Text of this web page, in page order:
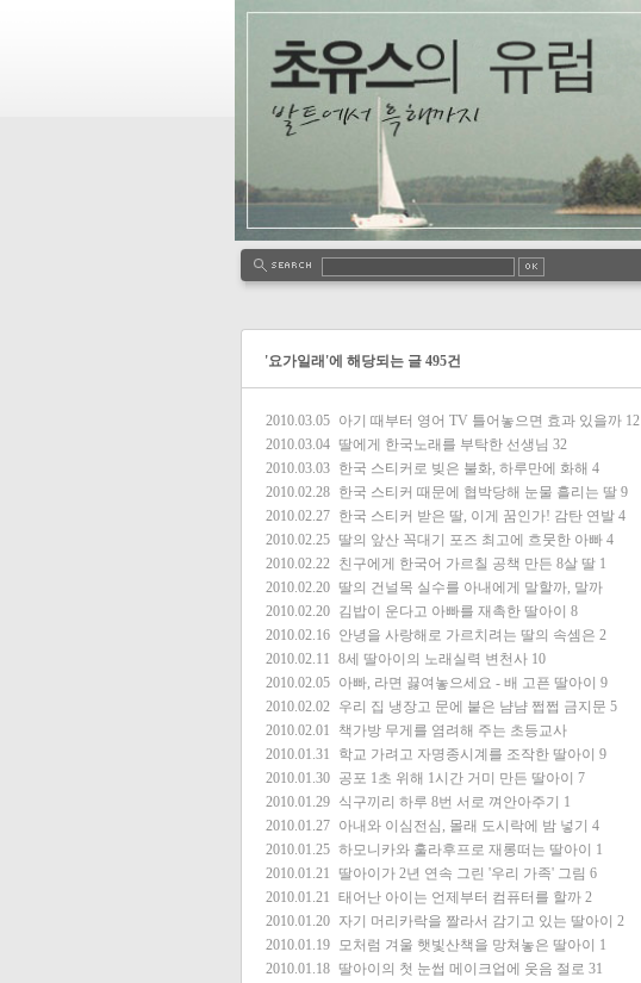
'요가일래'에 해당되는 글 495건
2010.03.05 아기 때부터 영어 TV 틀어놓으면 효과 있을까 12
2010.03.04 딸에게 한국노래를 부탁한 선생님 32
2010.03.03 한국 스티커로 빚은 불화, 하루만에 화해 4
2010.02.28 한국 스티커 때문에 협박당해 눈물 흘리는 딸 9
2010.02.27 한국 스티커 받은 딸, 이게 꿈인가! 감탄 연발 4
2010.02.25 딸의 앞산 꼭대기 포즈 최고에 흐뭇한 아빠 4
2010.02.22 친구에게 한국어 가르칠 공책 만든 8살 딸 1
2010.02.20 딸의 건널목 실수를 아내에게 말할까, 말까
2010.02.20 김밥이 운다고 아빠를 재촉한 딸아이 8
2010.02.16 안녕을 사랑해로 가르치려는 딸의 속셈은 2
2010.02.11 8세 딸아이의 노래실력 변천사 10
2010.02.05 아빠, 라면 끓여놓으세요 - 배 고픈 딸아이 9
2010.02.02 우리 집 냉장고 문에 붙은 냠냠 쩝쩝 금지문 5
2010.02.01
책가방 무게를 염려해 주는 초등교사
2010.01.31
학교 가려고 자명종시계를 조작한 딸아이 9
2010.01.30 공포 1초 위해 1시간 거미 만든 딸아이 7
2010.01.29 식구끼리 하루 8번 서로 껴안아주기
1
2010.01.27 아내와 이심전심, 몰래 도시락에 밤 넣기 4
2010.01.25 하모니카와 훌라후프로 재롱떠는 딸아이
1
2010.01.21
딸아이가 2년 연속 그린 '우리 가족' 그림 6
2010.01.21 태어난 아이는 언제부터 컴퓨터를 할까 2
2010.01.20 자기 머리카락을 짤라서 감기고 있는 딸아이 2
2010.01.19 모처럼 겨울 햇빛산책을 망쳐놓은 딸아이
1
2010.01.18 딸아이의 첫 눈썹 메이크업에 웃음 절로 31